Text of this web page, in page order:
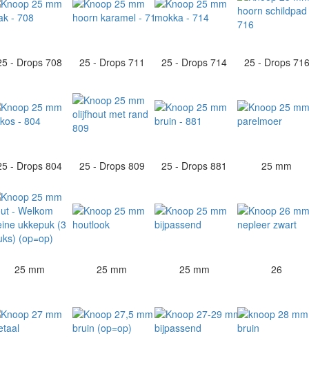
- Drops 708 25 - Drops 711 25 - Drops 714 25 - Drops
- Drops 804 25 - Drops 809 25 - Drops 881 25 mm
25 mm 25 mm 25 mm 26